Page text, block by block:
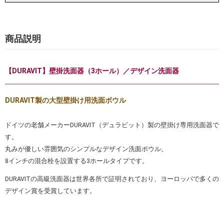
商品説明
【DURAVIT】壁掛洗面器（3ホール）／デザイン洗面器
DURAVIT製の大型壁掛け用洗面ボウル
ドイツの老舗メーカーDURAVIT（デュラビット）製の壁掛け専用洗面器で
す。
丸みが優しい雰囲気のシンプルなデザイン洗面ボウル。
8インチの混合栓を設置する3ホールタイプです。
DURAVITの高級洗面器は世界各所で証明されており、ヨーロッパで多くの
デザイン賞を受賞しています。